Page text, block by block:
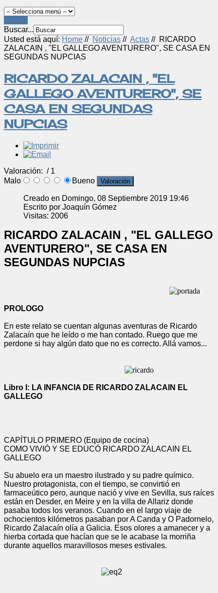
Buscar...
Usted está aquí: Home // Noticias // Actas // RICARDO
ZALACAIN , "EL GALLEGO AVENTURERO", SE CASA EN
SEGUNDAS NUPCIAS
RICARDO ZALACAIN , "EL
GALLEGO AVENTURERO", SE
CASA EN SEGUNDAS
NUPCIAS
Valoración: / 1
Malo
Bueno
Creado en Domingo, 08 Septiembre 2019 19:46
Escrito por Joaquín Gómez
Visitas: 2006
RICARDO ZALACAIN , "EL GALLEGO
AVENTURERO", SE CASA EN
SEGUNDAS NUPCIAS
PROLOGO
En este relato se cuentan algunas aventuras de Ricardo
Zalacaín que he leído o me han contado. Ruego que me
perdone si hay algún dato que no es correcto. Allá vamos...
Libro I: LA INFANCIA DE RICARDO ZALACAIN EL
GALLEGO
CAPÍTULO PRIMERO (Equipo de cocina)
COMO VIVIÓ Y SE EDUCÓ RICARDO ZALACAIN EL
GALLEGO
Su abuelo era un maestro ilustrado y su padre químico.
Nuestro protagonista, con el tiempo, se convirtió en
farmaceútico pero, aunque nació y vive en Sevilla, sus raíces
están en Desder, en Meire y en la villa de Allariz donde
pasaba todos los veranos. Cuando en el largo viaje de
ochocientos kilómetros pasaban por A Canda y O Padornelo,
Ricardo Zalacaín olía a Galicia. Esos olores a amanecer y a
hierba cortada que hacían que se le acabase la morriña
durante aquellos maravillosos meses estivales.